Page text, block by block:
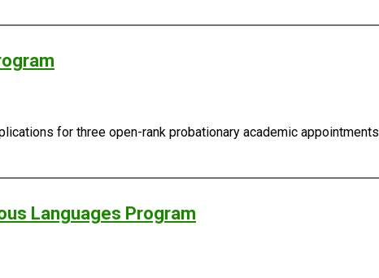
for three open-rank probationary academic
Languages Program